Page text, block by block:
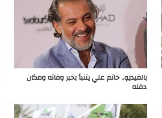
بالفيديو.. حاتم علي يتنبأ بخبر وفاته ومكان
دفنه